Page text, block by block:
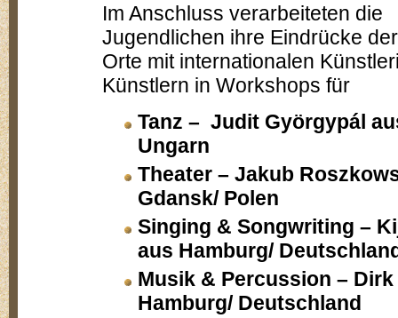
Im Anschluss verarbeiteten die
Jugendlichen ihre Eindrücke
Orte mit internationalen
Künstlern in Workshops für
Tanz – Judit Györgypál
Ungarn
Theater – Jakub
Gdansk/ Polen
Singing & Songwriting –
aus Hamburg/
Musik & Percussion –
Hamburg/ Deutschland